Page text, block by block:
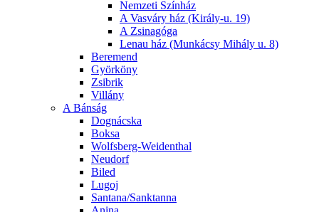
Nemzeti Színház
A Vasváry ház (Király-u. 19)
A Zsinagóga
Lenau ház (Munkácsy Mihály u. 8)
Beremend
Györköny
Zsibrik
Villány
A Bánság
Dognácska
Boksa
Wolfsberg-Weidenthal
Neudorf
Biled
Lugoj
Santana/Sanktanna